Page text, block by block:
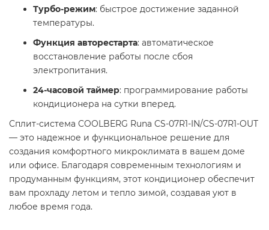
Турбо-режим: быстрое достижение заданной
температуры.
Функция авторестарта: автоматическое
восстановление работы после сбоя
электропитания.
24-часовой таймер: программирование работы
кондиционера на сутки вперед.
Сплит-система COOLBERG Runa CS-07R1-IN/CS-07R1-OUT
— это надежное и функциональное решение для
создания комфортного микроклимата в вашем доме
или офисе. Благодаря современным технологиям и
продуманным функциям, этот кондиционер обеспечит
вам прохладу летом и тепло зимой, создавая уют в
любое время года.